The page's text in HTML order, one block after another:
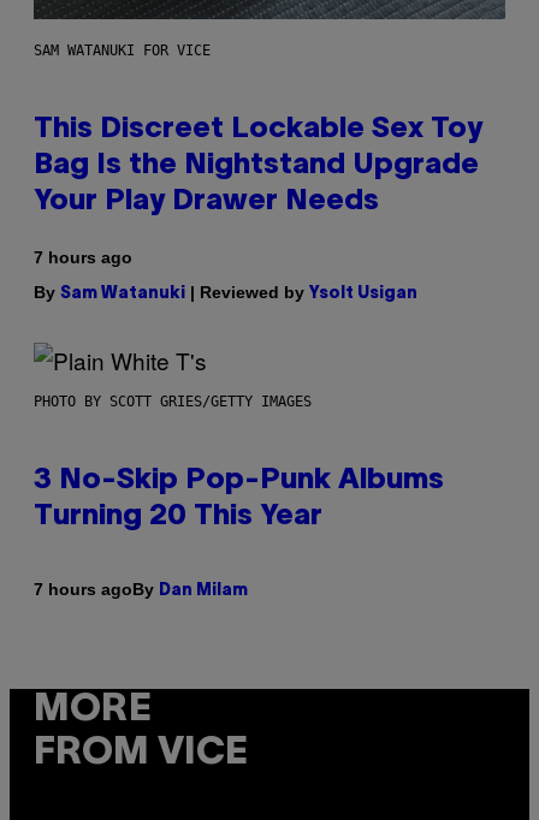
SAM WATANUKI FOR VICE
This Discreet Lockable Sex Toy
Bag Is the Nightstand Upgrade
Your Play Drawer Needs
7 hours ago
By Sam Watanuki | Reviewed by Ysolt Usigan
PHOTO BY SCOTT GRIES/GETTY IMAGES
3 No-Skip Pop-Punk Albums
Turning 20 This Year
7 hours agoBy Dan Milam
MORE
FROM VICE